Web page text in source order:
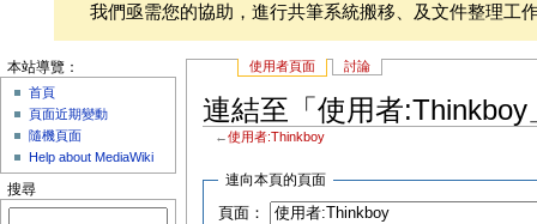
我們亟需您的協助，進行共筆系統搬移、及文件整理工
使用者頁面 討論
連結至「使用者:Thinkboy
←使用者:Thinkboy
連向本頁的頁面
頁面：
本站導覽：
首頁
頁面近期變動
隨機頁面
Help about MediaWiki
搜尋